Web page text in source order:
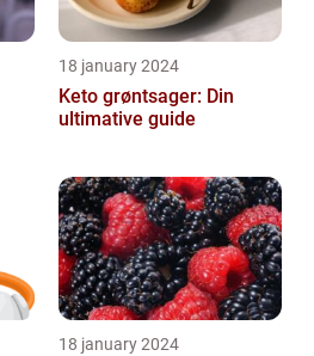
18 january 2024
Keto grøntsager: Din
ultimative guide
18 january 2024